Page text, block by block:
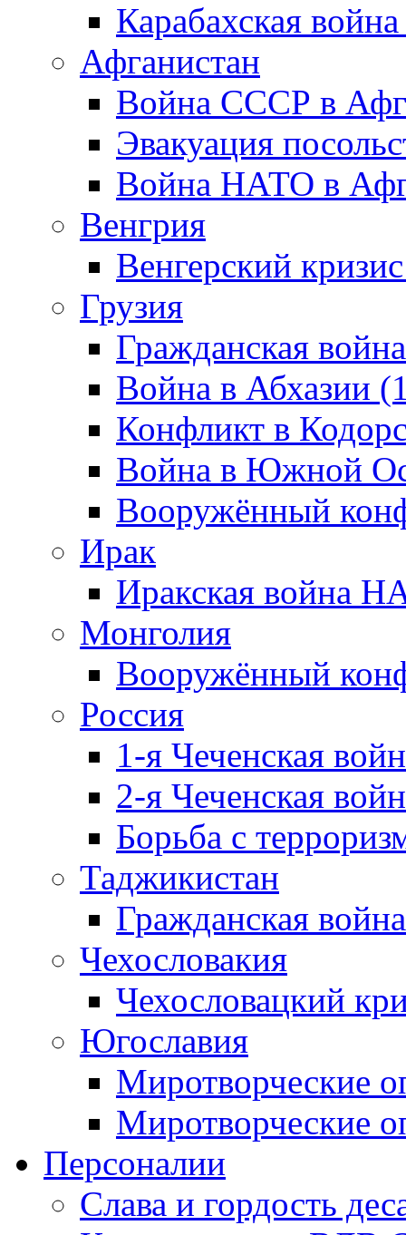
Карабахская
Афганистан
Война СССР в
Эвакуация
Война НАТО в
Венгрия
Венгерский
Грузия
Гражданская
Война в Абхазии
Конфликт в
Война в Южной
Вооружённый
Ирак
Иракская война
Монголия
Вооружённый
Россия
1-я Чеченская
2-я Чеченская
Борьба с
Таджикистан
Гражданская
Чехословакия
Чехословацкий
Югославия
Миротворческие
Миротворческие
Персоналии
Слава и гордость